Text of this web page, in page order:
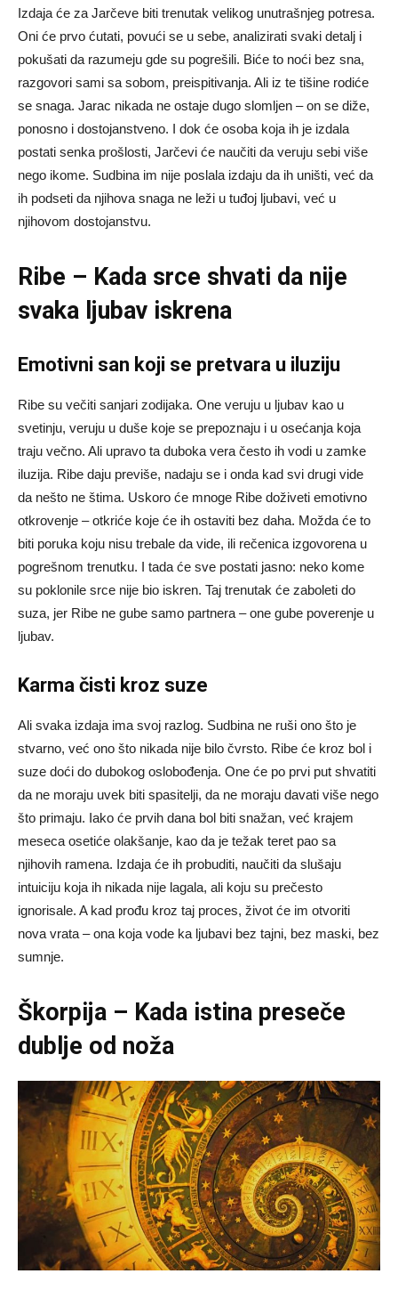
Izdaja će za Jarčeve biti trenutak velikog unutrašnjeg potresa.
Oni će prvo ćutati, povući se u sebe, analizirati svaki detalj i
pokušati da razumeju gde su pogrešili. Biće to noći bez sna,
razgovori sami sa sobom, preispitivanja. Ali iz te tišine rodiće
se snaga. Jarac nikada ne ostaje dugo slomljen – on se diže,
ponosno i dostojanstveno. I dok će osoba koja ih je izdala
postati senka prošlosti, Jarčevi će naučiti da veruju sebi više
nego ikome. Sudbina im nije poslala izdaju da ih uništi, već da
ih podseti da njihova snaga ne leži u tuđoj ljubavi, već u
njihovom dostojanstvu.
Ribe – Kada srce shvati da nije
svaka ljubav iskrena
Emotivni san koji se pretvara u iluziju
Ribe su večiti sanjari zodijaka. One veruju u ljubav kao u
svetinju, veruju u duše koje se prepoznaju i u osećanja koja
traju večno. Ali upravo ta duboka vera često ih vodi u zamke
iluzija. Ribe daju previše, nadaju se i onda kad svi drugi vide
da nešto ne štima. Uskoro će mnoge Ribe doživeti emotivno
otkrovenje – otkriće koje će ih ostaviti bez daha. Možda će to
biti poruka koju nisu trebale da vide, ili rečenica izgovorena u
pogrešnom trenutku. I tada će sve postati jasno: neko kome
su poklonile srce nije bio iskren. Taj trenutak će zaboleti do
suza, jer Ribe ne gube samo partnera – one gube poverenje u
ljubav.
Karma čisti kroz suze
Ali svaka izdaja ima svoj razlog. Sudbina ne ruši ono što je
stvarno, već ono što nikada nije bilo čvrsto. Ribe će kroz bol i
suze doći do dubokog oslobođenja. One će po prvi put shvatiti
da ne moraju uvek biti spasitelji, da ne moraju davati više nego
što primaju. Iako će prvih dana bol biti snažan, već krajem
meseca osetiće olakšanje, kao da je težak teret pao sa
njihovih ramena. Izdaja će ih probuditi, naučiti da slušaju
intuiciju koja ih nikada nije lagala, ali koju su prečesto
ignorisale. A kad prođu kroz taj proces, život će im otvoriti
nova vrata – ona koja vode ka ljubavi bez tajni, bez maski, bez
sumnje.
Škorpija – Kada istina preseče
dublje od noža